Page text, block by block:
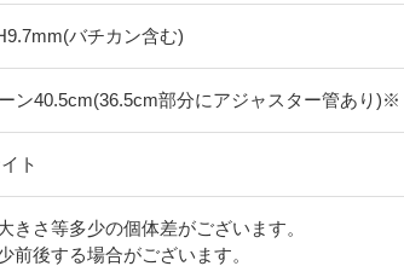
バチカン含む)
ン40.5cm(36.5cm部分にアジャスター管あり
ト
きさ等多少の個体差がございます。
前後する場合がございます。